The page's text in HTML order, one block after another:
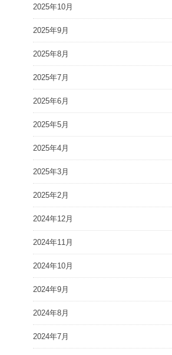
2025年10月
2025年9月
2025年8月
2025年7月
2025年6月
2025年5月
2025年4月
2025年3月
2025年2月
2024年12月
2024年11月
2024年10月
2024年9月
2024年8月
2024年7月